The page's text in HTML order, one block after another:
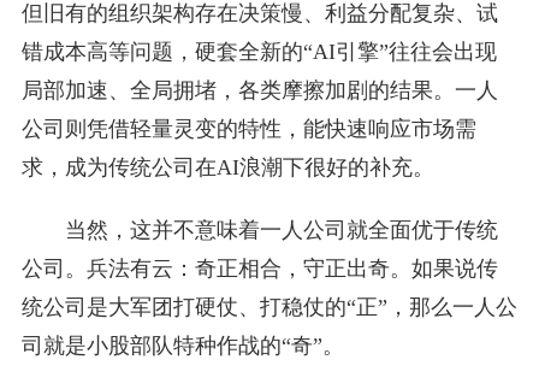
但旧有的组织架构存在决策慢、利益分配复杂、试
错成本高等问题，硬套全新的“AI引擎”往往会出现
局部加速、全局拥堵，各类摩擦加剧的结果。一人
公司则凭借轻量灵变的特性，能快速响应市场需
求，成为传统公司在AI浪潮下很好的补充。
当然，这并不意味着一人公司就全面优于传统
公司。兵法有云：奇正相合，守正出奇。如果说传
统公司是大军团打硬仗、打稳仗的“正”，那么一人公
司就是小股部队特种作战的“奇”。